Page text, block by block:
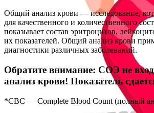
Общий анализ крови — исследование,
для качественного и количественного
показывает состав эритроцитов,
их показателей. Общий анализ крови
диагностики различных заболеваний.
Обратите внимание: СОЭ не
анализ крови! Показатель
*CBC — Complete Blood Count (полный